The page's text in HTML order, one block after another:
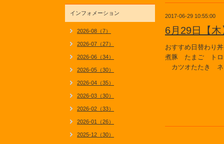
2017-06-29 10:55:00
6月29日【
おすすめ日替わり丼
煮豚 たまご トロ
カツオたたき ネ
インフォメーション
2026-08（7）
2026-07（27）
2026-06（34）
2026-05（30）
2026-04（35）
2026-03（30）
2026-02（33）
2026-01（26）
2025-12（30）